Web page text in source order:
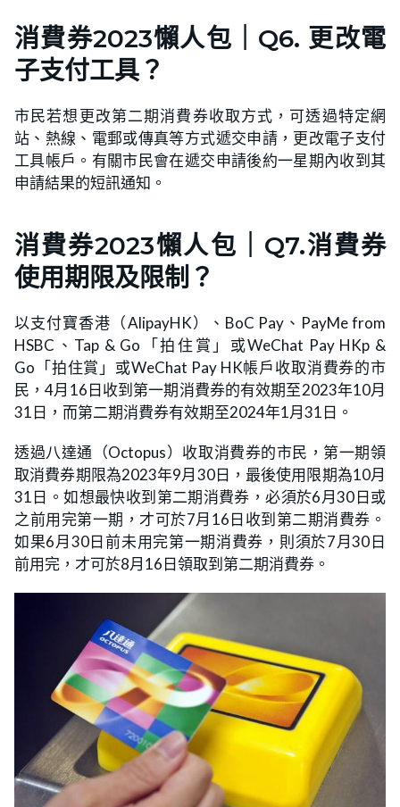
消費券2023懶人包｜Q6. 更改電
子支付工具？
市民若想更改第二期消費券收取方式，可透過特定網
站、熱線、電郵或傳真等方式遞交申請，更改電子支付
工具帳戶。有關市民會在遞交申請後約一星期內收到其
申請結果的短訊通知。
消費券2023懶人包｜Q7.消費券
使用期限及限制？
以支付寶香港（AlipayHK）、BoC Pay、PayMe from
HSBC、Tap & Go「拍住賞」或WeChat Pay HKp &
Go「拍住賞」或WeChat Pay HK帳戶收取消費券的市
民，4月16日收到第一期消費券的有效期至2023年10月
31日，而第二期消費券有效期至2024年1月31日。
透過八達通（Octopus）收取消費券的市民，第一期領
取消費券期限為2023年9月30日，最後使用限期為10月
31日。如想最快收到第二期消費券，必須於6月30日或
之前用完第一期，才可於7月16日收到第二期消費券。
如果6月30日前未用完第一期消費券，則須於7月30日
前用完，才可於8月16日領取到第二期消費券。